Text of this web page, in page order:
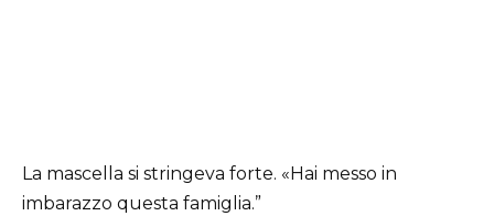
La mascella si stringeva forte. «Hai messo in
imbarazzo questa famiglia.”